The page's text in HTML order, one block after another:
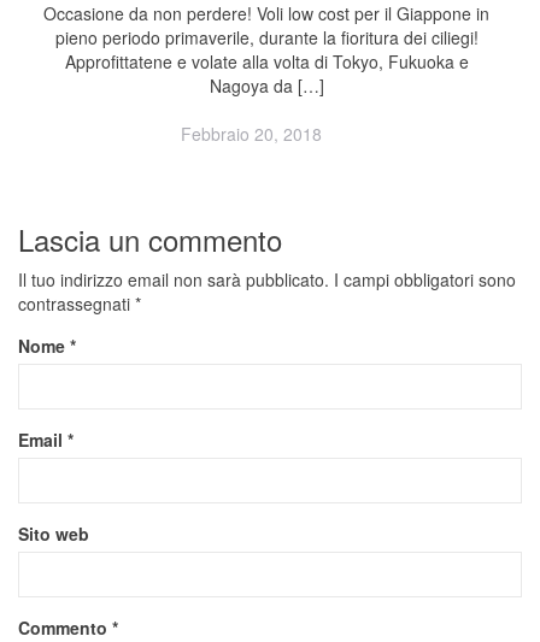
Occasione da non perdere! Voli low cost per il Giappone in
pieno periodo primaverile, durante la fioritura dei ciliegi!
Approfittatene e volate alla volta di Tokyo, Fukuoka e
Nagoya da […]
Febbraio 20, 2018
Lascia un commento
Il tuo indirizzo email non sarà pubblicato. I campi obbligatori sono
contrassegnati *
Nome *
Email *
Sito web
Commento *